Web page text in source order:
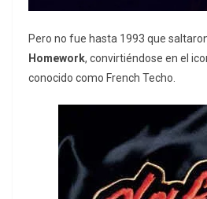
Pero no fue hasta 1993 que
Homework, convirtiéndose en el
conocido como French Techo.